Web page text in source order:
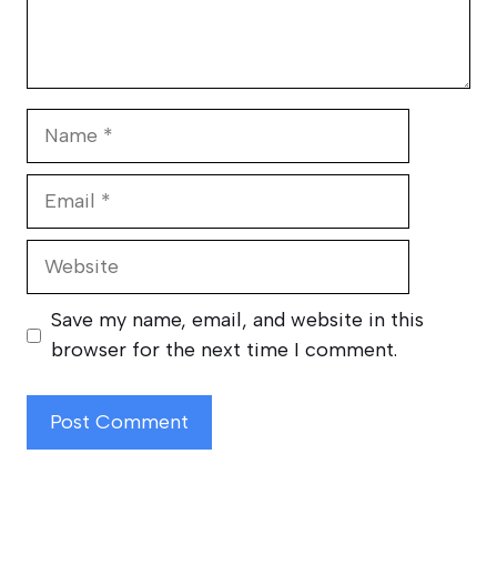
Website
Save my name, email, and website in this
browser for the next time I comment.